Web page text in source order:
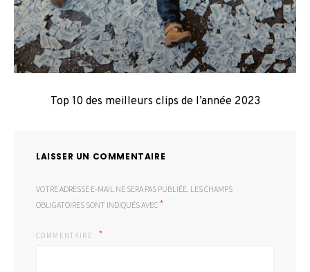
Top 10 des meilleurs clips de l’année 2023
LAISSER UN COMMENTAIRE
VOTRE ADRESSE E-MAIL NE SERA PAS PUBLIÉE. LES CHAMPS
OBLIGATOIRES SONT INDIQUÉS AVEC *
COMMENTAIRE